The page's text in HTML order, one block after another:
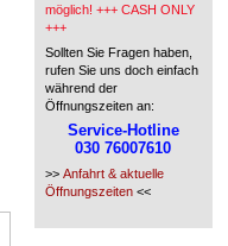
möglich! +++ CASH ONLY
+++
Sollten Sie Fragen haben,
rufen Sie uns doch einfach
während der
Öffnungszeiten an:
Service-Hotline
030 76007610
>> Anfahrt & aktuelle
Öffnungszeiten<<